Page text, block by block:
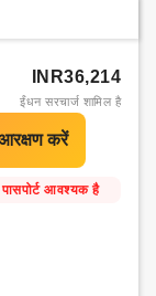
INR36,214
ईंधन सरचार्ज शामिल है
पासपोर्ट आवश्यक है